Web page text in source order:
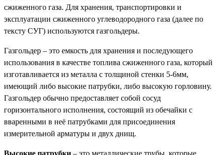
сжиженного газа. Для хранения, транспортировки и
эксплуатации сжиженного углеводородного газа (далее по
тексту СУГ) используются газгольдеры.
Газгольдер – это емкость для хранения и последующего
использования в качестве топлива сжиженного газа, который
изготавливается из металла с толщиной стенки 5-6мм,
имеющий либо высокие патрубки, либо высокую горловину.
Газгольдер обычно предоставляет собой сосуд
горизонтального исполнения, состоящий из обечайки с
вваренными в неё патрубками для присоединения
измерительной арматуры и двух днищ.